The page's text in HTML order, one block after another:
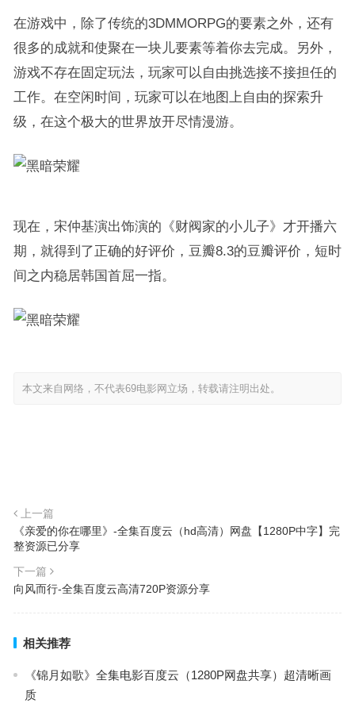
在游戏中，除了传统的3DMMORPG的要素之外，还有
很多的成就和使聚在一块儿要素等着你去完成。另外，
游戏不存在固定玩法，玩家可以自由挑选接不接担任的
工作。在空闲时间，玩家可以在地图上自由的探索升
级，在这个极大的世界放开尽情漫游。
现在，宋仲基演出饰演的《财阀家的小儿子》才开播六
期，就得到了正确的好评价，豆瓣8.3的豆瓣评价，短时
间之内稳居韩国首屈一指。
本文来自网络，不代表69电影网立场，转载请注明出处。
上一篇
《亲爱的你在哪里》-全集百度云（hd高清）网盘【1280P中字】完
整资源已分享
下一篇
向风而行-全集百度云高清720P资源分享
相关推荐
《锦月如歌》全集电影百度云（1280P网盘共享）超清晰画
质